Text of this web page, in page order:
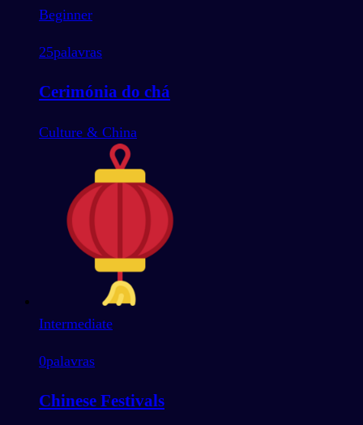
Beginner
25palavras
Cerimónia do chá
Culture & China
Intermediate
0palavras
Chinese Festivals